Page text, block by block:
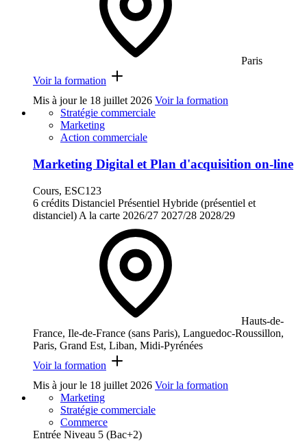
Paris
Voir la formation
Mis à jour le 18 juillet 2026 Voir la formation
Stratégie commerciale
Marketing
Action commerciale
Marketing Digital et Plan d'acquisition on-line
Cours, ESC123
6 crédits Distanciel Présentiel Hybride (présentiel et
distanciel) A la carte 2026/27 2027/28 2028/29
Hauts-de-
France, Ile-de-France (sans Paris), Languedoc-Roussillon,
Paris, Grand Est, Liban, Midi-Pyrénées
Voir la formation
Mis à jour le 18 juillet 2026 Voir la formation
Marketing
Stratégie commerciale
Commerce
Entrée Niveau 5 (Bac+2)